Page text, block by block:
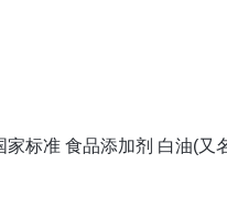
标准 食品添加剂 白油(又